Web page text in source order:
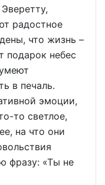
радостное
что жизнь –
подарок небес
в печаль.
эмоции,
то светлое,
на что они
фразу: «Ты не